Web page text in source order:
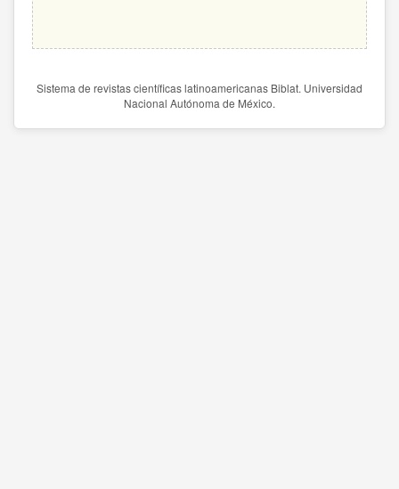
Sistema de revistas científicas latinoamericanas Biblat. Universidad
Nacional Autónoma de México.